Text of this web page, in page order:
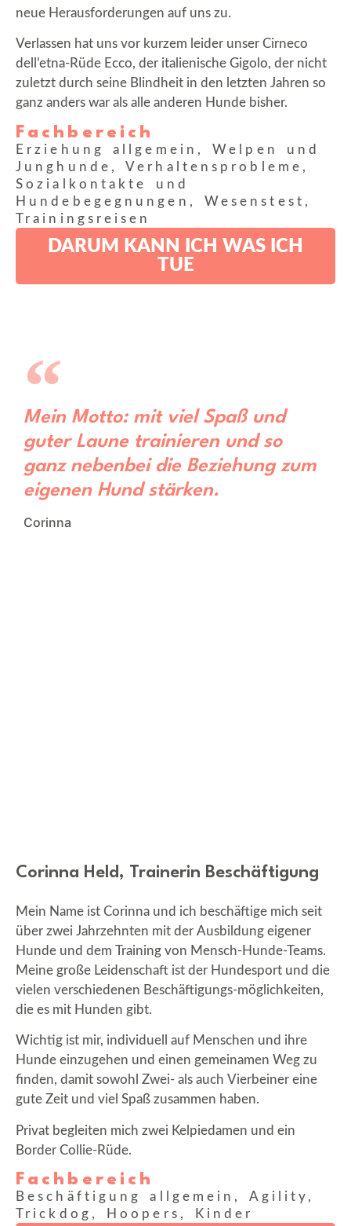
neue Herausforderungen auf uns zu.
Verlassen hat uns vor kurzem leider unser Cirneco
dell’etna-Rüde Ecco, der italienische Gigolo, der nicht
zuletzt durch seine Blindheit in den letzten Jahren so
ganz anders war als alle anderen Hunde bisher.
Fachbereich
Erziehung allgemein, Welpen und
Junghunde, Verhaltensprobleme,
Sozialkontakte und
Hundebegegnungen, Wesenstest,
Trainingsreisen
DARUM KANN ICH WAS ICH
TUE
Mein Motto: mit viel Spaß und
guter Laune trainieren und so
ganz nebenbei die Beziehung zum
eigenen Hund stärken.
Corinna
Corinna Held, Trainerin Beschäftigung
Mein Name ist Corinna und ich beschäftige mich seit
über zwei Jahrzehnten mit der Ausbildung eigener
Hunde und dem Training von Mensch-Hunde-Teams.
Meine große Leidenschaft ist der Hundesport und die
vielen verschiedenen Beschäftigungs-möglichkeiten,
die es mit Hunden gibt.
Wichtig ist mir, individuell auf Menschen und ihre
Hunde einzugehen und einen gemeinamen Weg zu
finden, damit sowohl Zwei- als auch Vierbeiner eine
gute Zeit und viel Spaß zusammen haben.
Privat begleiten mich zwei Kelpiedamen und ein
Border Collie-Rüde.
Fachbereich
Beschäftigung allgemein, Agility,
Trickdog, Hoopers, Kinder